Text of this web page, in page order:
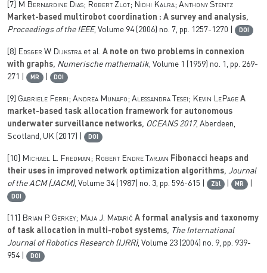
[7]
M Bernardine Dias; Robert Zlot; Nidhi Kalra; Anthony Stentz
Market-based multirobot coordination : A survey and analysis,
Proceedings of the IEEE, Volume 94(2006) no. 7, pp. 1257-1270 | DOI
[8] Edsger W Dijkstra et al. A note on two problems in connexion
with graphs, Numerische mathematik, Volume 1 (1959) no. 1, pp. 269-
271 |
MR | DOI
[9] Gabriele Ferri; Andrea Munafo; Alessandra Tesei; Kevin LePage A
market-based task allocation framework for autonomous
underwater surveillance networks, OCEANS 2017, Aberdeen,
Scotland, UK (2017) |
DOI
[10] Michael L. Fredman; Robert Endre Tarjan Fibonacci heaps and
their uses in improved network optimization algorithms, Journal
of the ACM (JACM), Volume 34(1987) no. 3, pp. 596-615 | Zbl | MR
DOI
[11] Brian P. Gerkey; Maja J. Matarić A formal analysis and taxonomy
of task allocation in multi-robot systems, The International
Journal of Robotics Research (IJRR), Volume 23 (2004) no. 9, pp. 939-
954 |
DOI